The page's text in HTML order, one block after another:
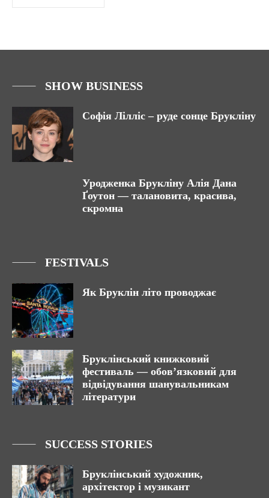
SHOW BUSINESS
Софія Лілліс – руде сонце Брукліну
Уродженка Брукліну Алія Дана
Ґоутон — талановита, красива,
скромна
FESTIVALS
Як Бруклін літо проводжає
Бруклінський книжковий
фестиваль — обов’язковий для
відвідування шанувальникам
літератури
SUCCESS STORIES
Бруклінський художник,
архітектор і музикант